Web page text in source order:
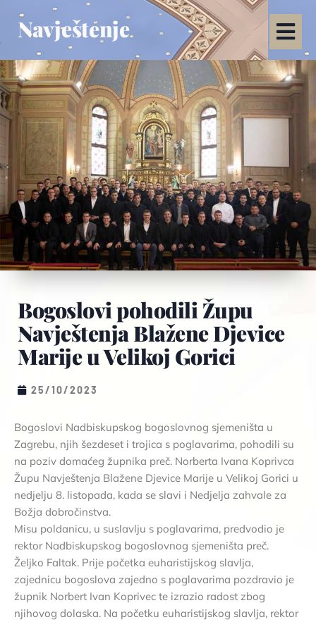
Navještenje
Bogoslovi pohodili Župu
Navještenja Blažene Djevice
Marije u Velikoj Gorici
25/10/2023
Bogoslovi Nadbiskupskog bogoslovnog sjemeništa u
Zagrebu, njih šezdeset i trojica s poglavarima, pohodili su
na poziv domaćeg župnika preč. Norberta Ivana Koprivca
Župu Navještenja Blažene Djevice Marije u Velikoj Gorici u
nedjelju 8. listopada, kada se slavi i Nedjelja zahvale za
Božja dobročinstva.
Misu poldanicu, u suslavlju s poglavarima, predvodio je
rektor Nadbiskupskog bogoslovnog sjemeništa preč.
Željko Faltak. Prije početka euharistijskog slavlja,
zajednicu bogoslova zajedno s poglavarima pozdravio je
župnik Norbert Ivan Koprivec te izrazio radost zbog
njihovog dolaska. Na početku euharistijskog slavlja, rektor